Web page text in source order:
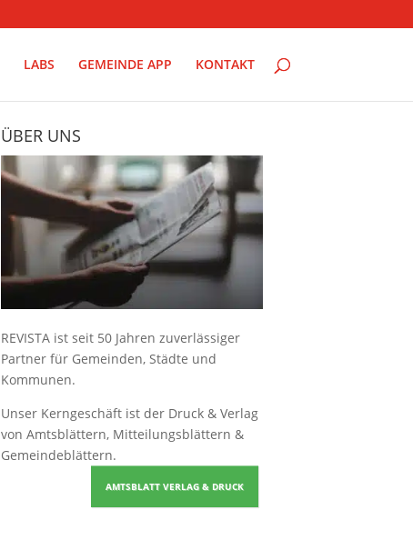
LABS GEMEINDE APP KONTAKT
ÜBER UNS
REVISTA ist seit 50 Jahren zuverlässiger
Partner für Gemeinden, Städte und
Kommunen.
Unser Kerngeschäft ist der Druck & Verlag
von Amtsblättern, Mitteilungsblättern &
Gemeindeblättern.
AMTSBLATT VERLAG & DRUCK